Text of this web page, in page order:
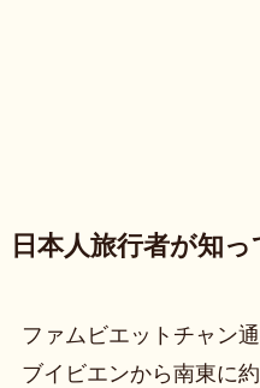
日本人旅行者が知
ファムビエットチャン
ブイビエンから南東に